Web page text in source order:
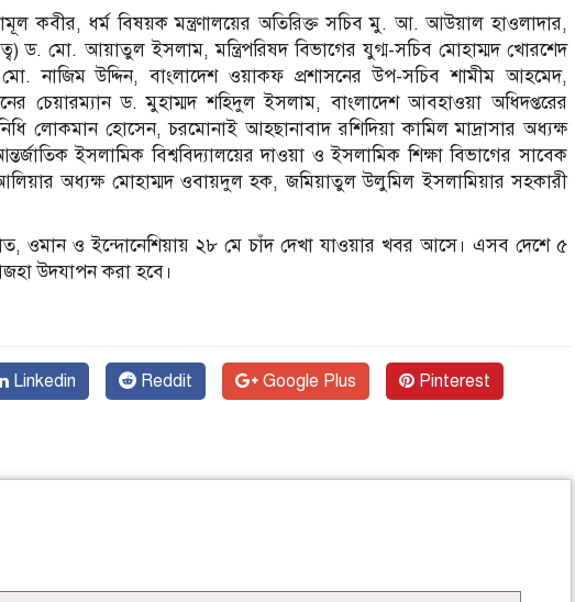
কবীর, ধর্ম বিষয়ক মন্ত্রণালয়ের অতিরিক্ত সচিব মু. আ. আউয়াল হাওলাদার,
ড. মো. আয়াতুল ইসলাম, মন্ত্রিপরিষদ বিভাগের যুগ্ম-সচিব মোহাম্মদ খোরশেদ
নাজিম উদ্দিন, বাংলাদেশ ওয়াকফ প্রশাসনের উপ-সচিব শামীম আহমেদ,
চেয়ারম্যান ড. মুহাম্মদ শহিদুল ইসলাম, বাংলাদেশ আবহাওয়া অধিদপ্তরের
লোকমান হোসেন, চরমোনাই আহছানাবাদ রশিদিয়া কামিল মাদ্রাসার অধ্যক্ষ
ইসলামিক বিশ্ববিদ্যালয়ের দাওয়া ও ইসলামিক শিক্ষা বিভাগের সাবেক
অধ্যক্ষ মোহাম্মদ ওবায়দুল হক, জমিয়াতুল উলুমিল ইসলামিয়ার সহকারী
ও ইন্দোনেশিয়ায় ২৮ মে চাঁদ দেখা যাওয়ার খবর আসে। এসব দেশে ৫
উদযাপন করা হবে।
Linkedin Reddit Google Plus Pinterest